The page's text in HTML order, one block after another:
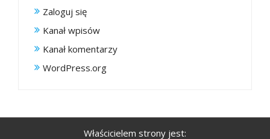
Zaloguj się
Kanał wpisów
Kanał komentarzy
WordPress.org
Właścicielem strony jest: